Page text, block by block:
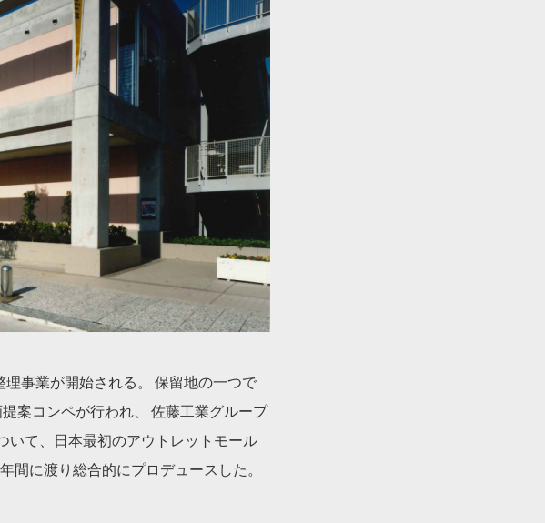
事業が開始される。 保留地の一つで
案コンペが行われ、 佐藤工業グループ
いて、日本最初のアウトレットモール
に渡り総合的にプロデュースした。